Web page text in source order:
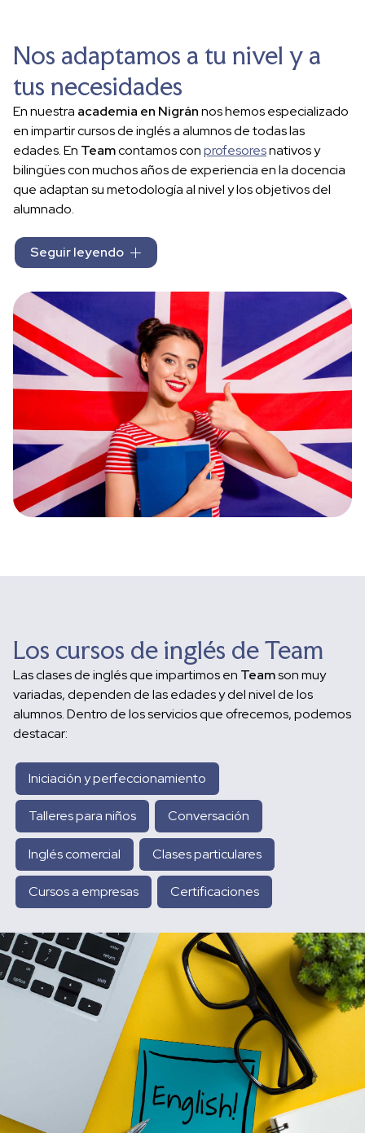
Nos adaptamos a tu nivel y a
tus necesidades
En nuestra academia en Nigránnos hemos especializado
en impartir cursos de inglés a alumnos de todas las
edades. En Teamcontamos conprofesoresnativos y
bilingües con muchos años de experiencia en la docencia
que adaptan su metodología al nivel y los objetivos del
alumnado.
Lasclases de inglés
se imparten en grupos homogéneos
y reducidos. Gracias a ello podemos garantizar la calidad
comprende a la perfección la materia que impartimos.
Seguir leyendo
Los cursos de inglés de Team
Las clases de inglés que impartimos en Teamson muy
variadas, dependen de las edades y del nivel de los
alumnos. Dentro de los servicios que ofrecemos, podemos
destacar:
Iniciación y perfeccionamiento
Talleres para niños Conversación
Inglés comercial Clases particulares
Cursos a empresas Certificaciones